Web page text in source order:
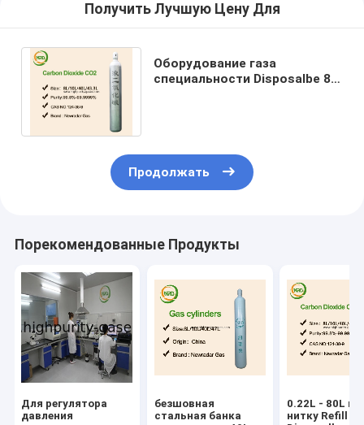
Получить Лучшую Цену Для
Оборудование газа
специальности Disposalbe 8
Продолжать
Порекомендованные Продукты
Для регулятора
давления
безшовная
стальная банка
0.22L - 80L
нитку Refill